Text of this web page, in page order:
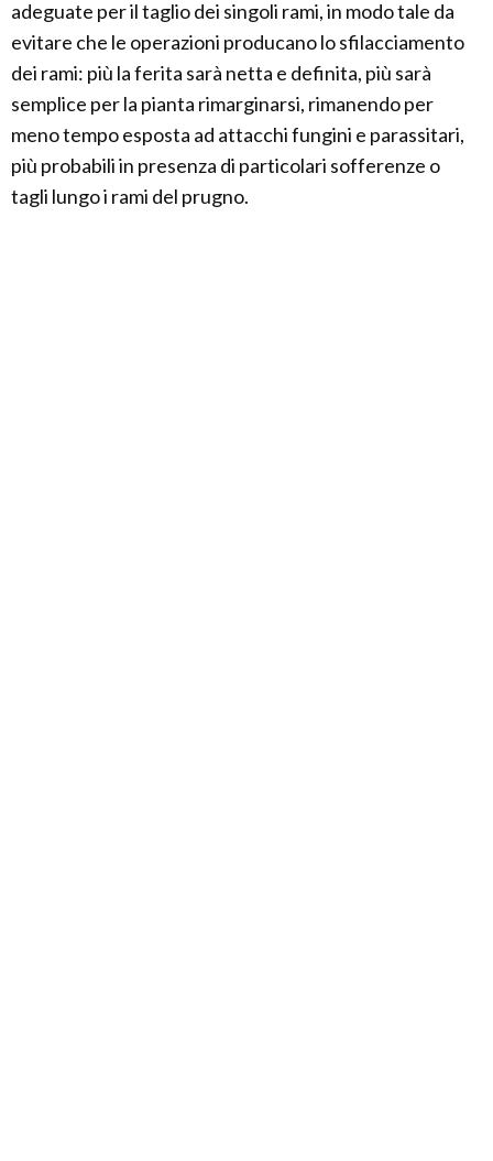
adeguate per il taglio dei singoli rami, in modo tale da
evitare che le operazioni producano lo sfilacciamento
dei rami: più la ferita sarà netta e definita, più sarà
semplice per la pianta rimarginarsi, rimanendo per
meno tempo esposta ad attacchi fungini e parassitari,
più probabili in presenza di particolari sofferenze o
tagli lungo i rami del prugno.